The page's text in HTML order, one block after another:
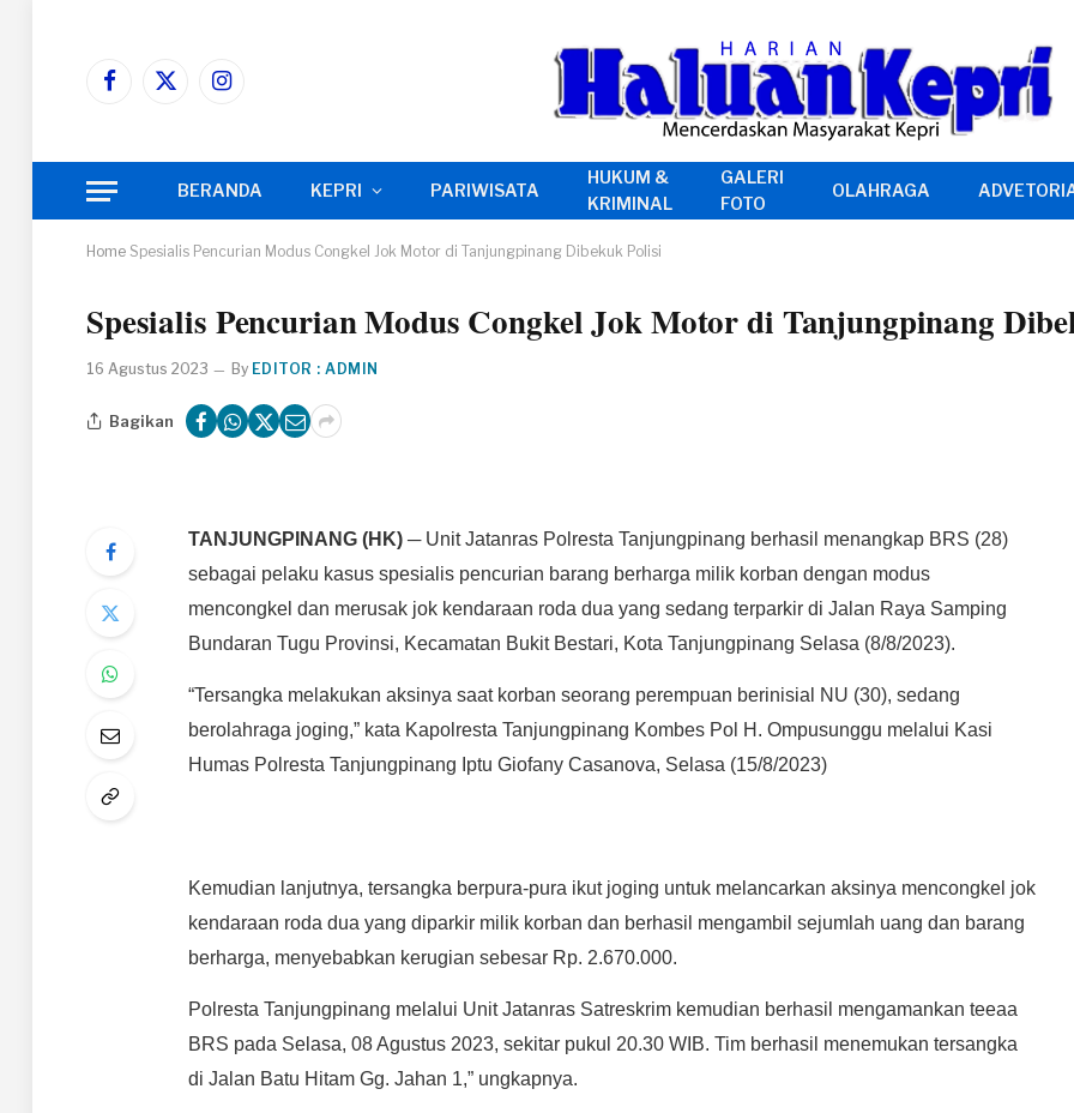
Facebook
X
Instagram
BERANDA KEPRI PARIWISATA
HUKUM &
KRIMINAL
GALERI
FOTO
OLAHRAGA
Home Spesialis Pencurian Modus Congkel Jok Motor di Tanjungpinang Dibekuk Polisi
Spesialis Pencurian Modus Congkel Jok Motor di Tanjungpinang
16 Agustus 2023 By EDITOR : ADMIN
Bagikan
TANJUNGPINANG (HK)─ Unit Jatanras Polresta Tanjungpinang berhasil menangkap BRS (28)
sebagai pelaku kasus spesialis pencurian barang berharga milik korban dengan modus
mencongkel dan merusak jok kendaraan roda dua yang sedang terparkir di Jalan Raya Samping
Bundaran Tugu Provinsi, Kecamatan Bukit Bestari, Kota Tanjungpinang Selasa (8/8/2023).
“Tersangka melakukan aksinya saat korban seorang perempuan berinisial NU (30), sedang
berolahraga joging,” kata Kapolresta Tanjungpinang Kombes Pol H. Ompusunggu melalui Kasi
Humas Polresta Tanjungpinang Iptu Giofany Casanova, Selasa (15/8/2023)
Kemudian lanjutnya, tersangka berpura-pura ikut joging untuk melancarkan aksinya mencongkel jok
kendaraan roda dua yang diparkir milik korban dan berhasil mengambil sejumlah uang dan barang
berharga, menyebabkan kerugian sebesar Rp. 2.670.000.
Polresta Tanjungpinang melalui Unit Jatanras Satreskrim kemudian berhasil mengamankan teeaa
BRS pada Selasa, 08 Agustus 2023, sekitar pukul 20.30 WIB. Tim berhasil menemukan tersangka
di Jalan Batu Hitam Gg. Jahan 1,” ungkapnya.